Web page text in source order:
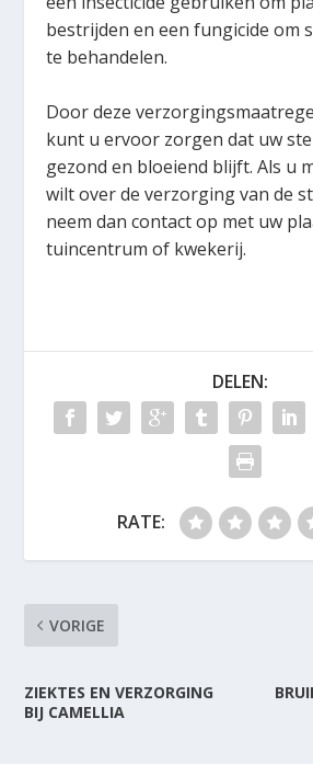
bestrijden en een fungicide om
te behandelen.
Door deze
kunt u ervoor zorgen dat uw
gezond en bloeiend blijft. Als u
wilt over de verzorging van de
neem dan contact op met uw
tuincentrum of kwekerij.
DELEN:
RATE:
VORIGE
ZIEKTES EN VERZORGING
BIJ CAMELLIA